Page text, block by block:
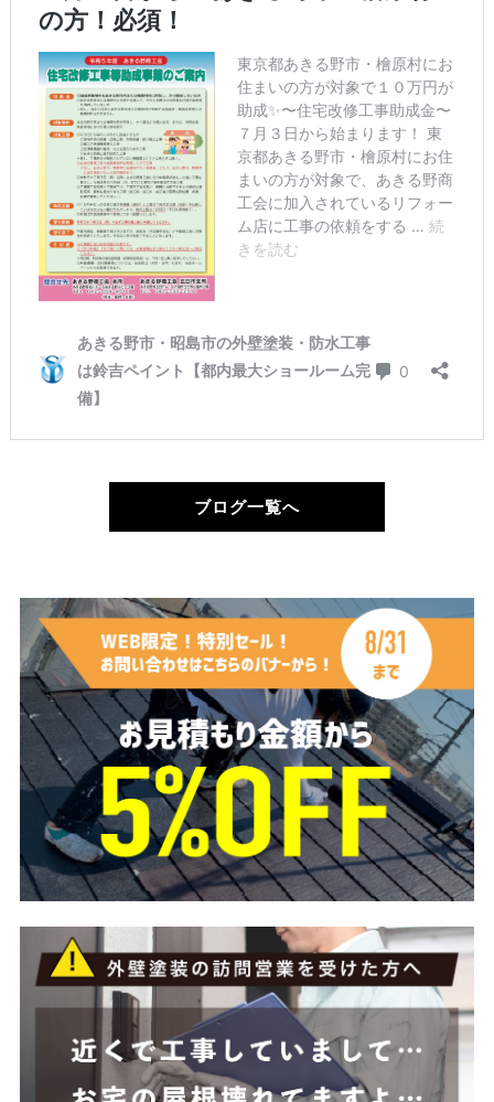
ブログ一覧へ